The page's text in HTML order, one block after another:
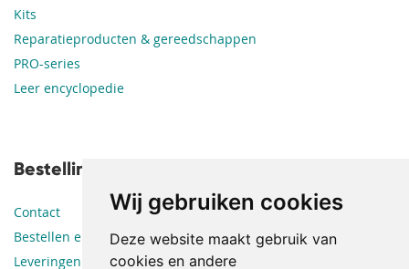
Wij gebruiken cookies
Deze website maakt gebruik van
cookies en andere
Kits
Reparatieproducten & gereedschappen
PRO-series
Leer encyclopedie
Bestellingen en leveringen
Contact
Bestellen en betalen
Leveringen